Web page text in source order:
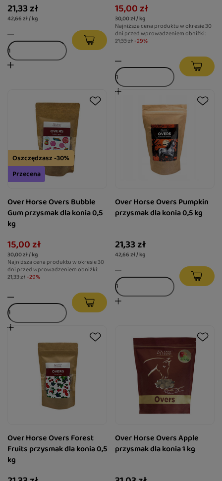
21,33 zł
42,66 zł / kg
15,00 zł
30,00 zł / kg
Najniższa cena produktu w okresie 30
dni przed wprowadzeniem obniżki:
21,33 zł -29%
Oszczędzasz -30%
Przecena
Over Horse Overs Bubble
Gum przysmak dla konia 0,5
kg
15,00 zł
30,00 zł / kg
Najniższa cena produktu w okresie 30
dni przed wprowadzeniem obniżki:
21,33 zł -29%
Over Horse Overs Pumpkin
przysmak dla konia 0,5 kg
21,33 zł
42,66 zł / kg
Over Horse Overs Forest
Fruits przysmak dla konia 0,5
kg
Over Horse Overs Apple
przysmak dla konia 1 kg